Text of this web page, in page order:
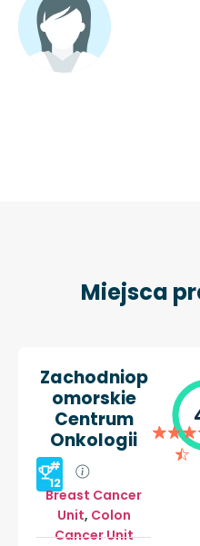
Miejsca
Zachodniop
omorskie
Centrum
Onkologii
#
12
Breast Cancer
Unit, Colon
Cancer Unit